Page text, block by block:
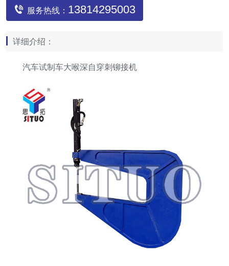
服务热线： 13814295003
详细介绍：
汽车试制车大喉深自穿刺铆接机